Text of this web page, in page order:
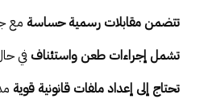
تتضمن مقابلات رسمية حساسة مع
تشمل إجراءات طعن واستئناففي
تحتاج إلى إعداد ملفات قانونية قوية